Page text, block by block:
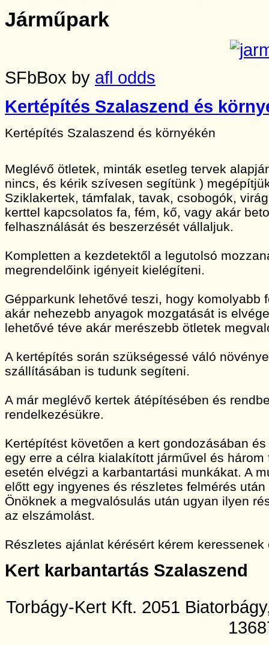
Járműpark
SFbBox by afl odds
Kertépítés Szalaszend és
Kertépítés Szalaszend és környékén
Meglévő ötletek, minták esetleg tervek
nincs, és kérik szívesen segítünk )
Sziklakertek, támfalak, tavak, csobogók,
kerttel kapcsolatos fa, fém, kő, vagy akár
felhasználását és beszerzését vállaljuk.
Kompletten a kezdetektől a legutolsó
megrendelőink igényeit kielégíteni.
Gépparkunk lehetővé teszi, hogy komolyabb
akár nehezebb anyagok mozgatását is
lehetővé téve akár merészebb ötletek
A kertépítés során szükségessé váló
szállításában is tudunk segíteni.
A már meglévő kertek átépítésében és
rendelkezésükre.
Kertépítést követően a kert gondozásában
egy erre a célra kialakított járművel és
esetén elvégzi a karbantartási munkákat. A
előtt egy ingyenes és részletes felmérés
Önöknek a megvalósulás után ugyan ilyen
az elszámolást.
Részletes ajánlat kérésért kérem
Kert karbantartás Szalaszend
Torbágy-Kert Kft. 2051